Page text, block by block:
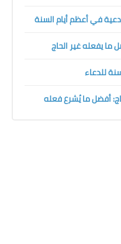
يفعله غير الحاج
للدعاء
أفضل ما يُشرع فعله